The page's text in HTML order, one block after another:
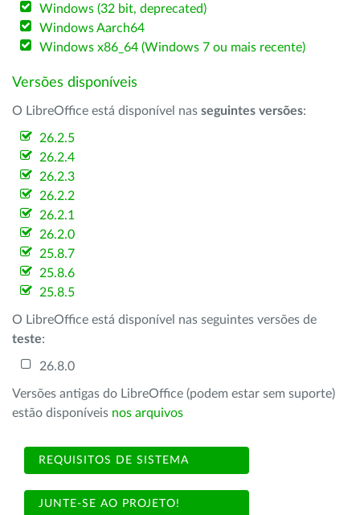
Windows (32 bit, deprecated)
Windows Aarch64
Windows x86_64 (Windows 7 ou mais recente)
Versões disponíveis
O LibreOffice está disponível nas seguintes versões:
26.2.5
26.2.4
26.2.3
26.2.2
26.2.1
26.2.0
25.8.7
25.8.6
25.8.5
O LibreOffice está disponível nas seguintes versões de
teste:
26.8.0
Versões antigas do LibreOffice (podem estar sem suporte)
estão disponíveis nos arquivos
REQUISITOS DE SISTEMA
JUNTE-SE AO PROJETO!